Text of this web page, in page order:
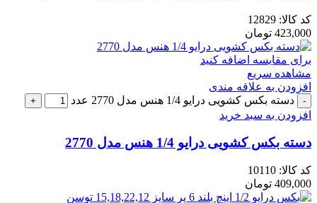
کد کالا: 12829
423,000 تومان
برای مقایسه اضافه کنید
مشاهده سریع
افزودن به علاقه مندی
دسته بکس کشویی درایو 1/4 هنس مدل 2770 عدد
افزودن به سبد خرید
دسته بکس کشویی درایو 1/4 هنس مدل 2770
کد کالا: 10110
409,000 تومان